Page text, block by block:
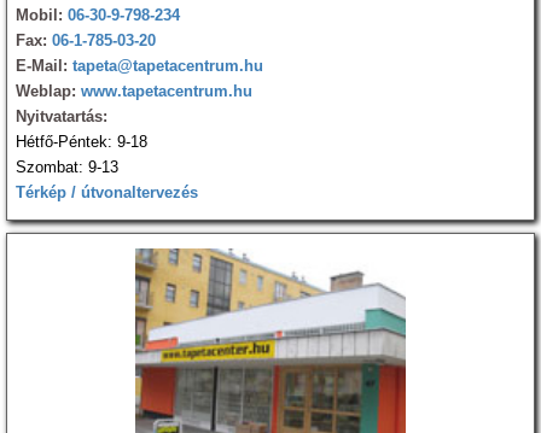
Mobil: 06-30-9-798-234
Fax: 06-1-785-03-20
E-Mail: tapeta@tapetacentrum.hu
Weblap: www.tapetacentrum.hu
Nyitvatartás:
Hétfő-Péntek: 9-18
Szombat: 9-13
Térkép / útvonaltervezés